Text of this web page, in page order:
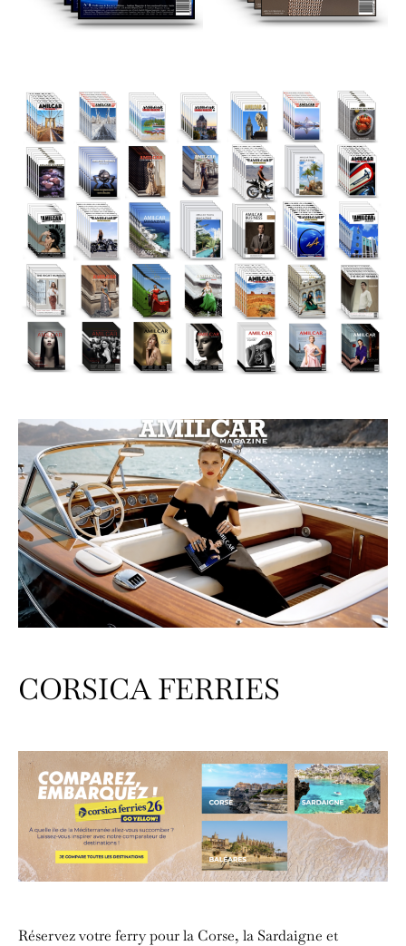
CORSICA FERRIES
Réservez votre ferry pour la Corse, la Sardaigne et